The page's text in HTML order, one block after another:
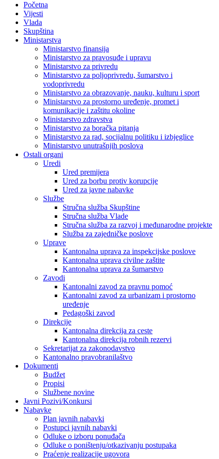
Početna
Vijesti
Vlada
Skupština
Ministarstva
Ministarstvo finansija
Ministarstvo za pravosuđe i upravu
Ministarstvo za privredu
Ministarstvo za poljoprivredu, šumarstvo i
vodoprivredu
Ministarstvo za obrazovanje, nauku, kulturu i sport
Ministarstvo za prostorno uređenje, promet i
komunikacije i zaštitu okoline
Ministarstvo zdravstva
Ministarstvo za boračka pitanja
Ministarstvo za rad, socijalnu politiku i izbjeglice
Ministarstvo unutrašnjih poslova
Ostali organi
Uredi
Ured premijera
Ured za borbu protiv korupcije
Ured za javne nabavke
Službe
Stručna služba Skupštine
Stručna služba Vlade
Stručna služba za razvoj i međunarodne projekte
Služba za zajedničke poslove
Uprave
Kantonalna uprava za inspekcijske poslove
Kantonalna uprava civilne zaštite
Kantonalna uprava za šumarstvo
Zavodi
Kantonalni zavod za pravnu pomoć
Kantonalni zavod za urbanizam i prostorno
uređenje
Pedagoški zavod
Direkcije
Kantonalna direkcija za ceste
Kantonalna direkcija robnih rezervi
Sekretarijat za zakonodavstvo
Kantonalno pravobranilaštvo
Dokumenti
Budžet
Propisi
Službene novine
Javni Pozivi/Konkursi
Nabavke
Plan javnih nabavki
Postupci javnih nabavki
Odluke o izboru ponuđača
Odluke o poništenju/otkazivanju postupaka
Praćenje realizacije ugovora